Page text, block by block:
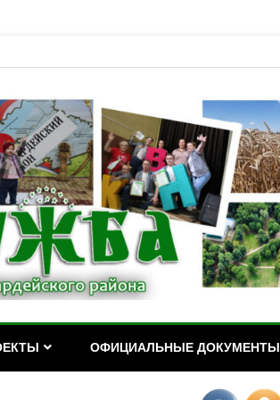
района РА
ОФИЦИАЛЬНЫЕ ДОКУМЕНТЫ